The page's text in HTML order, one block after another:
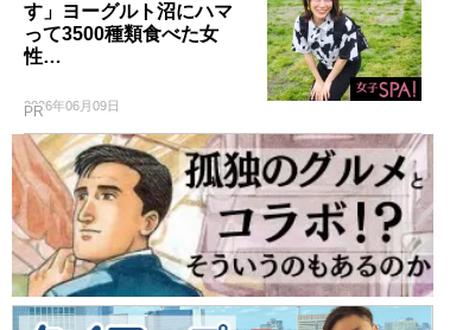
す」ヨーグルト沼にハマ
って3500種類食べた女
性…
2026年06月09日
PR